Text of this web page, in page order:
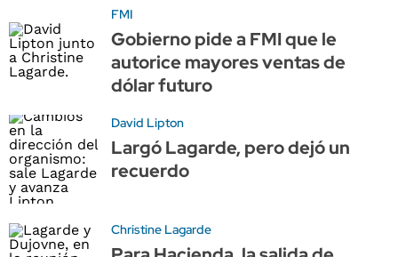
FMI
Gobierno pide a FMI que le
autorice mayores ventas de
dólar futuro
David Lipton
Largó Lagarde, pero dejó un
recuerdo
Christine Lagarde